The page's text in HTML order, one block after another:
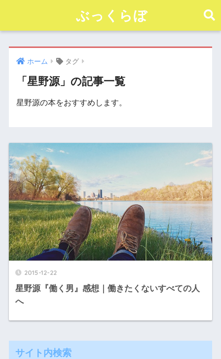
ぶっくらぼ
ホーム タグ
「星野源」の記事一覧
星野源の本をおすすめします。
2015-12-22
星野源『働く男』感想｜働きたくないすべての人
へ
サイト内検索